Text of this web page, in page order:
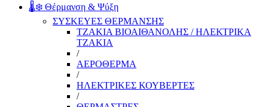
🌡️❄️ Θέρμανση & Ψύξη
ΣΥΣΚΕΥΕΣ ΘΕΡΜΑΝΣΗΣ
ΤΖΑΚΙΑ ΒΙΟΑΙΘΑΝΟΛΗΣ / ΗΛΕΚΤΡΙΚΑ
ΤΖΑΚΙΑ
/
ΑΕΡΟΘΕΡΜΑ
/
ΗΛΕΚΤΡΙΚΕΣ ΚΟΥΒΕΡΤΕΣ
/